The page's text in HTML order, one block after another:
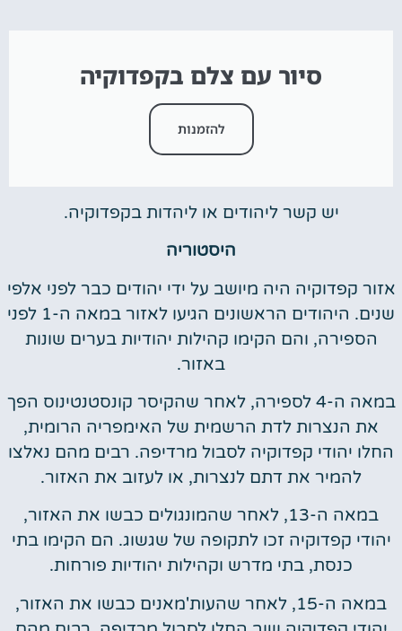
סיור עם צלם בקפדוקיה
להזמנות
יש קשר ליהודים או ליהדות בקפדוקיה.
היסטוריה
אזור קפדוקיה היה מיושב על ידי יהודים כבר לפני אלפי
שנים. היהודים הראשונים הגיעו לאזור במאה ה-1 לפני
הספירה, והם הקימו קהילות יהודיות בערים שונות
באזור.
במאה ה-4 לספירה, לאחר שהקיסר קונסטנטינוס הפך
את הנצרות לדת הרשמית של האימפריה הרומית,
החלו יהודי קפדוקיה לסבול מרדיפה. רבים מהם נאלצו
להמיר את דתם לנצרות, או לעזוב את האזור.
במאה ה-13, לאחר שהמונגולים כבשו את האזור,
יהודי קפדוקיה זכו לתקופה של שגשוג. הם הקימו בתי
כנסת, בתי מדרש וקהילות יהודיות פורחות.
במאה ה-15, לאחר שהעות'מאנים כבשו את האזור,